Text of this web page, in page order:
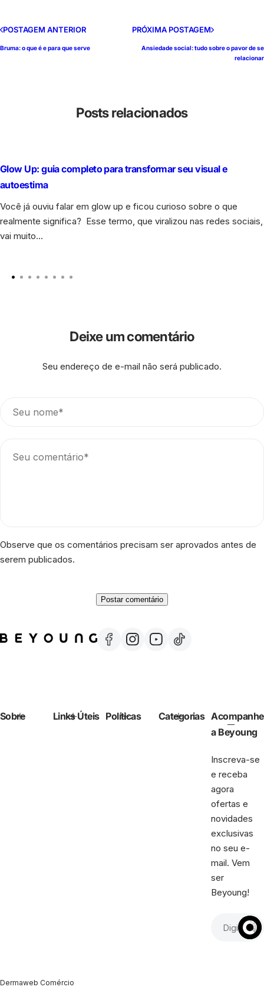
POSTAGEM ANTERIOR
Bruma: o que é e para que serve
PRÓXIMA POSTAGEM
Ansiedade social: tudo sobre o pavor de se
relacionar
Posts relacionados
Glow Up: guia completo para transformar seu visual e
autoestima
Você já ouviu falar em glow up e ficou curioso sobre o que
realmente significa? Esse termo, que viralizou nas redes sociais,
vai muito...
Deixe um comentário
Seu endereço de e-mail não será publicado.
Observe que os comentários precisam ser aprovados antes de
serem publicados.
Sobre Links Úteis Políticas Categorias Acompanhe
a Beyoung
Inscreva-se
e receba
agora
ofertas e
novidades
exclusivas
no seu e-
mail. Vem
ser
Beyoung!
Dermaweb Comércio